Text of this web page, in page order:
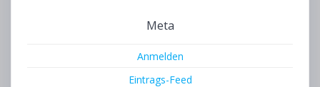
Meta
Anmelden
Eintrags-Feed